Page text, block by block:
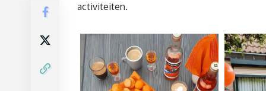
activiteiten.